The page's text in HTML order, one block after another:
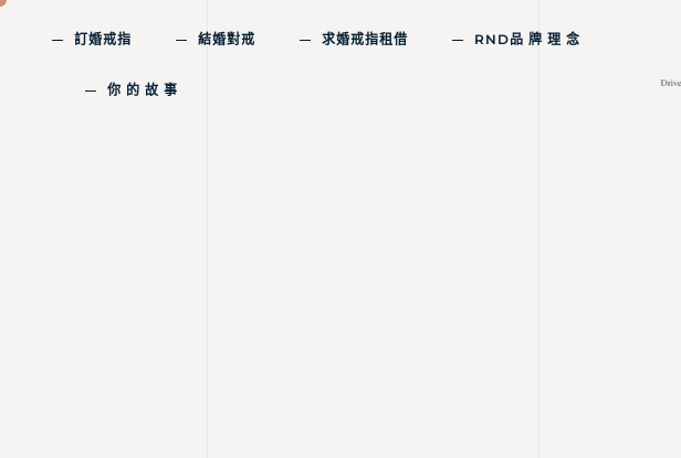
訂婚戒指 結婚對戒 求婚戒指租借 RND品 牌 理 念
你 的 故 事